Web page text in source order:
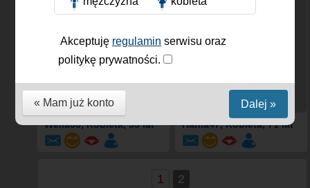
Wella66, Kobieta, 59 lat Hania47, Kobieta, 71 lat
1 2
Akceptuję regulamin serwisu oraz
politykę prywatności.
« Mam już konto Dalej »